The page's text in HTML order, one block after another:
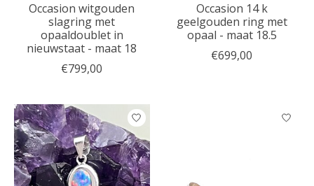
Occasion witgouden
slagring met
opaaldoublet in
nieuwstaat - maat 18
€799,00
Occasion 14 k
geelgouden ring met
opaal - maat 18.5
€699,00